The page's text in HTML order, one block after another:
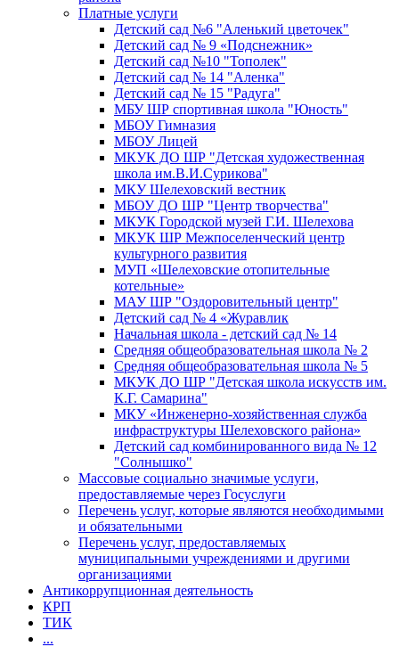
Платные услуги
Детский сад №6 "Аленький цветочек"
Детский сад № 9 «Подснежник»
Детский сад №10 "Тополек"
Детский сад № 14 "Аленка"
Детский сад № 15 "Радуга"
МБУ ШР спортивная школа "Юность"
МБОУ Гимназия
МБОУ Лицей
МКУК ДО ШР "Детская художественная
школа им.В.И.Сурикова"
МКУ Шелеховский вестник
МБОУ ДО ШР "Центр творчества"
МКУК Городской музей Г.И. Шелехова
МКУК ШР Межпоселенческий центр
культурного развития
МУП «Шелеховские отопительные
котельные»
МАУ ШР "Оздоровительный центр"
Детский сад № 4 «Журавлик
Начальная школа - детский сад № 14
Средняя общеобразовательная школа № 2
Средняя общеобразовательная школа № 5
МКУК ДО ШР "Детская школа искусств им.
К.Г. Самарина"
МКУ «Инженерно-хозяйственная служба
инфраструктуры Шелеховского района»
Детский сад комбинированного вида № 12
"Солнышко"
Массовые социально значимые услуги,
предоставляемые через Госуслуги
Перечень услуг, которые являются необходимыми
и обязательными
Перечень услуг, предоставляемых
муниципальными учреждениями и другими
организациями
Антикоррупционная деятельность
КРП
ТИК
...